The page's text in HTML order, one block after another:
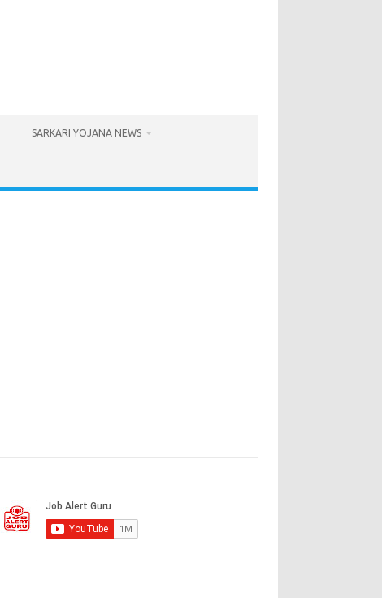
SARKARI YOJANA NEWS